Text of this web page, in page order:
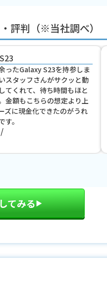
評判（※当社調べ）
ったGalaxy S23を持参しま
スタッフさんがサクッと動
てくれて、待ち時間もほと
金額もこちらの想定より上
ズに現金化できたのがうれ
す。
てみる▶︎